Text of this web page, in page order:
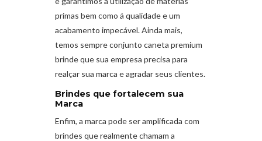
primas bem como á qualidade e um
acabamento impecável. Ainda mais,
temos sempre conjunto caneta premium
brinde que sua empresa precisa para
realçar sua marca e agradar seus clientes.
Brindes que fortalecem sua
Marca
Enfim, a marca pode ser amplificada com
brindes que realmente chamam a